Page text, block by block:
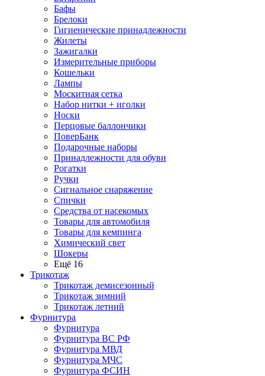
Бафы
Брелоки
Гигиенические принадлежности
Жилеты
Зажигалки
Измерительные приборы
Кошельки
Лампы
Москитная сетка
Набор нитки + иголки
Носки
Перцовые баллончики
ПоверБанк
Подарочные наборы
Принадлежности для обуви
Рогатки
Ручки
Сигнальное снаряжение
Спички
Средства от насекомых
Товары для автомобиля
Товары для кемпинга
Химический свет
Шокеры
Ещё 16
Трикотаж
Трикотаж демисезонный
Трикотаж зимний
Трикотаж летний
Фурнитура
Фурнитура
Фурнитура ВС РФ
Фурнитура МВД
Фурнитура МЧС
Фурнитура ФСИН